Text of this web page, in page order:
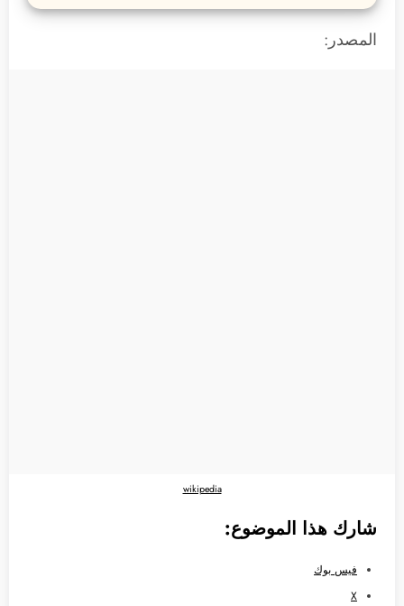
المصدر:
wikipedia
شارك هذا الموضوع:
فيس بوك
X